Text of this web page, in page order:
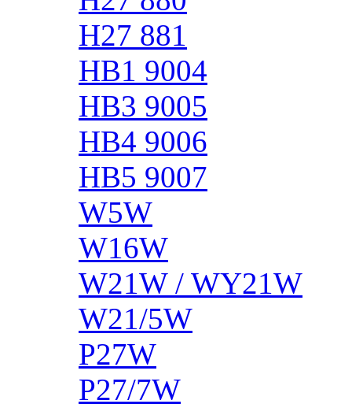
H27 881
HB1 9004
HB3 9005
HB4 9006
HB5 9007
W5W
W16W
W21W / WY21W
W21/5W
P27W
P27/7W